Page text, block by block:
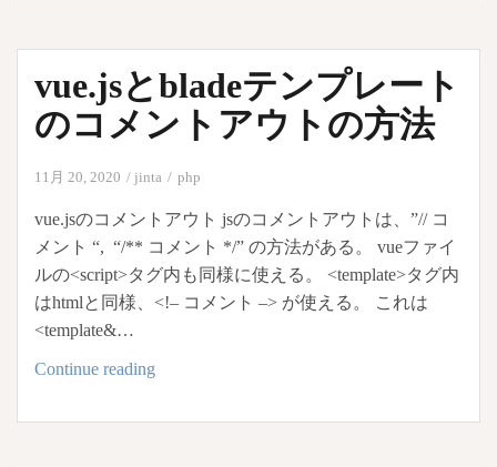
vue.jsとbladeテンプレート
のコメントアウトの方法
11月 20, 2020 jinta php
vue.jsのコメントアウト jsのコメントアウトは、”// コ
メント “, “/** コメント */” の方法がある。 vueファイ
ルの<script>タグ内も同様に使える。 <template>タグ内
はhtmlと同様、<!– コメント –> が使える。 これは
<template&…
Continue reading
blade